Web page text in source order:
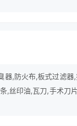
器,防火布,板式过滤
,丝印油,瓦刀,手术刀